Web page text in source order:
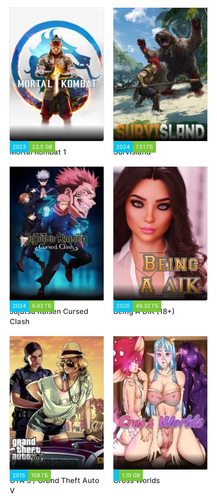
2023 23.5 GB
Mortal Kombat 1
2024 7.51 ГБ
Survisland
2024 6.62 ГБ
Jujutsu Kaisen Cursed
Clash
2020 49.32 ГБ
Being A DIK (18+)
2015 108 ГБ
GTA 5 / Grand Theft Auto
V
1.19 GB
Cross Worlds